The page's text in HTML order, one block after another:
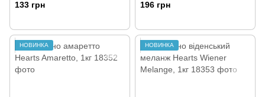
133 грн 196 грн
НОВИНКА НОВИНКА